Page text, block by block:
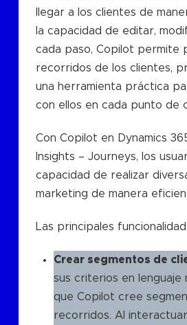
llegar a los clientes de
la capacidad de editar,
cada paso, Copilot permite
recorridos de los clientes,
una herramienta práctica
con ellos en cada punto de
Con Copilot en Dynamics
Insights – Journeys, los
capacidad de realizar
marketing de manera
Las principales
Crear segmentos de
sus criterios en lenguaje
que Copilot cree
recorridos. Al